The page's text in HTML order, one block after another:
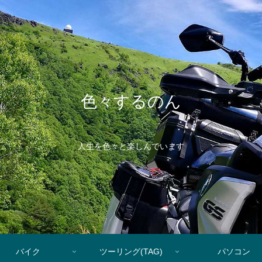
色々するのん
人生を色々と楽しんでいます
バイク ツーリング(TAG) パソコン